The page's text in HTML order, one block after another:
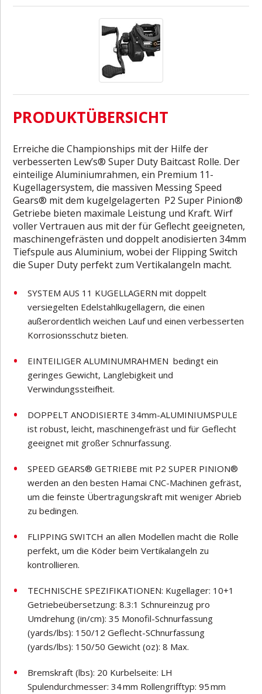
PRODUKTÜBERSICHT
Erreiche die Championships mit der Hilfe der
verbesserten Lew’s® Super Duty Baitcast Rolle. Der
einteilige Aluminiumrahmen, ein Premium 11-
Kugellagersystem, die massiven Messing Speed
Gears® mit dem kugelgelagerten P2 Super Pinion®
Getriebe bieten maximale Leistung und Kraft. Wirf
voller Vertrauen aus mit der für Geflecht geeigneten,
maschinengefrästen und doppelt anodisierten 34mm
Tiefspule aus Aluminium, wobei der Flipping Switch
die Super Duty perfekt zum Vertikalangeln macht.
SYSTEM AUS 11 KUGELLAGERN mit doppelt
versiegelten Edelstahlkugellagern, die einen
außerordentlich weichen Lauf und einen verbesserten
Korrosionsschutz bieten.
EINTEILIGER ALUMINUMRAHMEN bedingt ein
geringes Gewicht, Langlebigkeit und
Verwindungssteifheit.
DOPPELT ANODISIERTE 34mm-ALUMINIUMSPULE
ist robust, leicht, maschinengefräst und für Geflecht
geeignet mit großer Schnurfassung.
SPEED GEARS® GETRIEBE mit P2 SUPER PINION®
werden an den besten Hamai CNC-Machinen gefräst,
um die feinste Übertragungskraft mit weniger Abrieb
zu bedingen.
FLIPPING SWITCH an allen Modellen macht die Rolle
perfekt, um die Köder beim Vertikalangeln zu
kontrollieren.
TECHNISCHE SPEZIFIKATIONEN: Kugellager: 10+1
Getriebeübersetzung: 8.3:1 Schnureinzug pro
Umdrehung (in/cm): 35 Monofil-Schnurfassung
(yards/lbs): 150/12 Geflecht-SChnurfassung
(yards/lbs): 150/50 Gewicht (oz): 8 Max.
Bremskraft (lbs): 20 Kurbelseite: LH
Spulendurchmesser: 34mm Rollengrifftyp: 95mm